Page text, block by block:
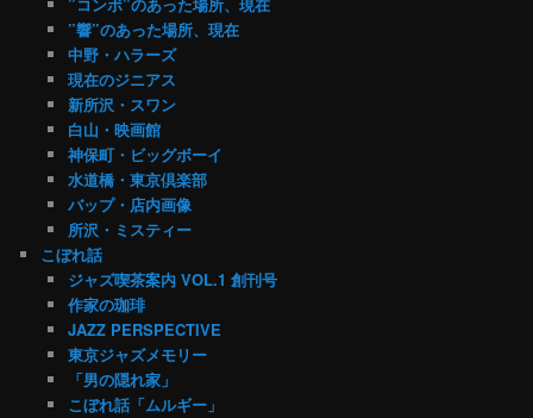
”響”のあった場所、現在
中野・ハラーズ
現在のジニアス
新所沢・スワン
白山・映画館
神保町・ビッグボーイ
水道橋・東京倶楽部
バップ・店内画像
所沢・ミスティー
こぼれ話
ジャズ喫茶案内 VOL.1 創刊号
作家の珈琲
JAZZ PERSPECTIVE
東京ジャズメモリー
「男の隠れ家」
こぼれ話「ムルギー」